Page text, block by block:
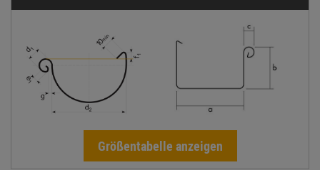
Größentabelle anzeigen